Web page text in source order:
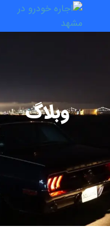
وبلاگ